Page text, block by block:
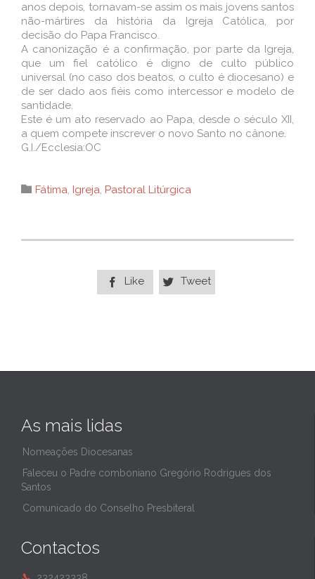
anos depois, tornavam-se assim os mais jovens santos
não-mártires da história da Igreja Católica, por
decisão do Papa Francisco.
A canonização é a confirmação, por parte da Igreja,
que um fiel católico é digno de culto público
universal (no caso dos beatos, o culto é diocesano) e
de ser dado aos fiéis como intercessor e modelo de
santidade.
Este é um ato reservado ao Papa, desde o século XII,
a quem compete inscrever o novo Santo no cânone.
G.I./Ecclesia:OC
 Category
Fátima, Igreja, Pastoral Litúrgica
 Like  Tweet
As mais lidas
Nomeações Diocesanas
Faleceu o Padre comboniano Gregório Rodrigues dos
Santos
Comunicado do Conselho Presbiteral
Contactos